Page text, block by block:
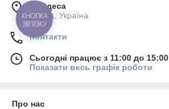
м. Одеса
Одеса, Україна
Контакти
Сьогодні працює з 11:00 до 15:00
Показати весь графік роботи
Про нас
КНОПКА
ЗВ'ЯЗКУ